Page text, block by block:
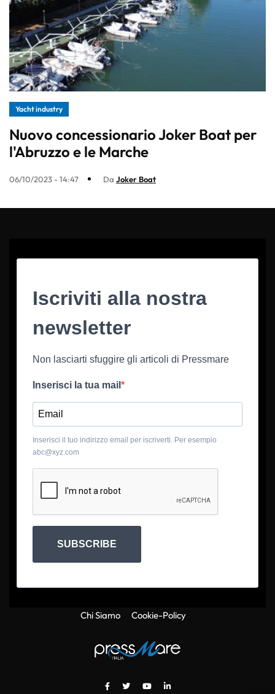
Yacht industry
Nuovo concessionario Joker Boat per
l'Abruzzo e le Marche
06/10/2023 - 14:47 Da Joker Boat
Iscriviti alla nostra
newsletter
Non lasciarti sfuggire gli articoli di Pressmare
Inserisci la tua mail
Inserisci il tuo indirizzo email per iscriverti. Per esempio
abc@xyz.com
SUBSCRIBE
Chi Siamo Cookie-Policy